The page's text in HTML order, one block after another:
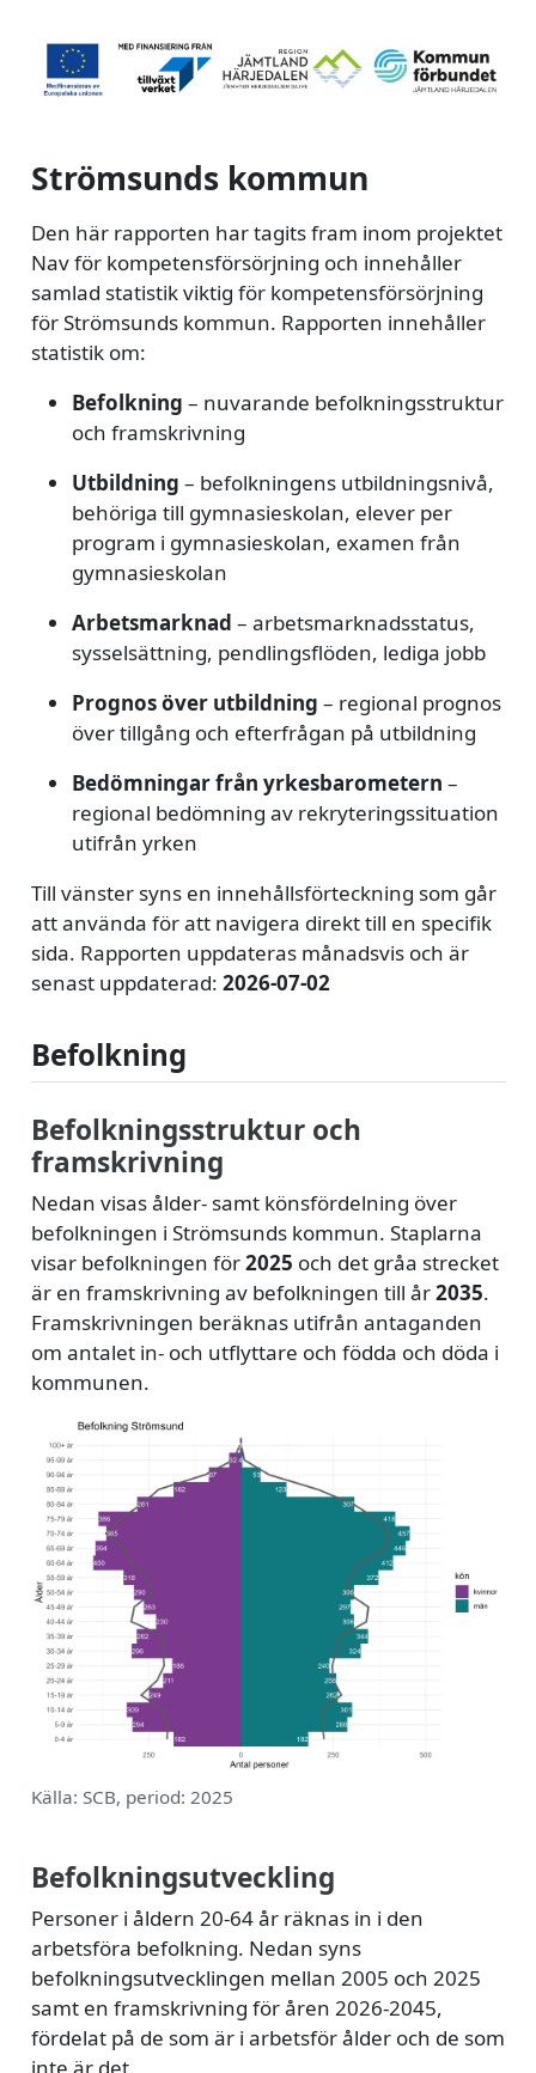
Strömsunds kommun
Den här rapporten har tagits fram inom projektet
Nav för kompetensförsörjning och innehåller
samlad statistik viktig för kompetensförsörjning
för Strömsunds kommun. Rapporten innehåller
statistik om:
Befolkning – nuvarande befolkningsstruktur
och framskrivning
Utbildning – befolkningens utbildningsnivå,
behöriga till gymnasieskolan, elever per
program i gymnasieskolan, examen från
gymnasieskolan
Arbetsmarknad – arbetsmarknadsstatus,
sysselsättning, pendlingsflöden, lediga jobb
Prognos över utbildning – regional prognos
över tillgång och efterfrågan på utbildning
Bedömningar från yrkesbarometern –
regional bedömning av rekryteringssituation
utifrån yrken
Till vänster syns en innehållsförteckning som går
att använda för att navigera direkt till en specifik
sida. Rapporten uppdateras månadsvis och är
senast uppdaterad: 2026-07-02
Befolkning
Befolkningsstruktur och
framskrivning
Nedan visas ålder- samt könsfördelning över
befolkningen i Strömsunds kommun. Staplarna
visar befolkningen för2025 och det gråa strecket
är en framskrivning av befolkningen till år2035.
Framskrivningen beräknas utifrån antaganden
om antalet in- och utflyttare och födda och döda i
kommunen.
Källa: SCB, period: 2025
Befolkningsutveckling
Personer i åldern 20-64 år räknas in i den
arbetsföra befolkning. Nedan syns
befolkningsutvecklingen mellan 2005 och 2025
samt en framskrivning för åren 2026-2045,
fördelat på de som är i arbetsför ålder och de som